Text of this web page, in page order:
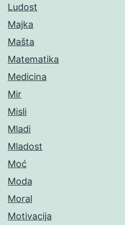
Ludost
Majka
Mašta
Matematika
Medicina
Mir
Misli
Mladi
Mladost
Moć
Moda
Moral
Motivacija